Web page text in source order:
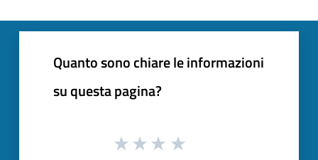
Quanto sono chiare le informazioni
su questa pagina?